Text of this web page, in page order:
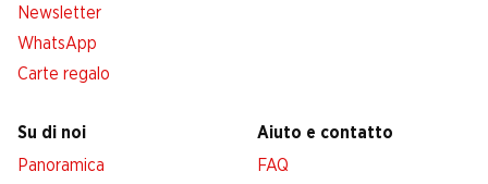
Newsletter
WhatsApp
Carte regalo
Su di noi
Panoramica
Aiuto e contatto
FAQ